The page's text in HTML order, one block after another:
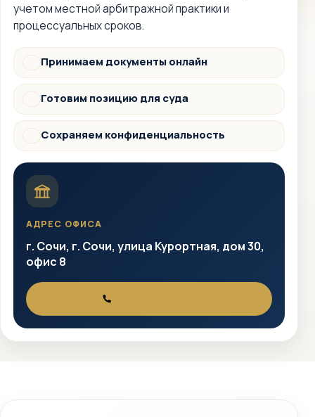
учетом местной арбитражной практики и
процессуальных сроков.
Документы
Принимаем документы онлайн
СудГотовим позицию для суда
Защита
Сохраняем конфиденциальность
АДРЕС ОФИСА
г. Сочи, г. Сочи, улица Курортная, дом 30,
офис 8